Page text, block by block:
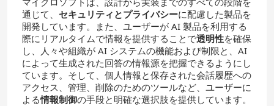
通じて、 セキュリティとプライバシーに配慮した製品を
開発しています。また、ユーザーが AI 製品を利用する
際にリアルタイムで情報を提供することで透明性を確保
し、人々や組織が AI システムの機能および制限と、AI
によって生成された回答の情報源を把握できるようにし
ています。そして、個人情報と保存された会話履歴への
アクセス、管理、削除のためのツールなど、ユーザーに
よる情報制御の手段と明確な選択肢を提供しています。